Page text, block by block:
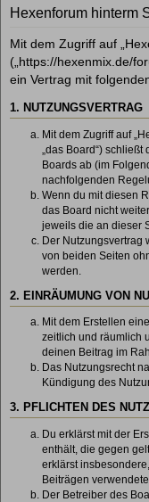
Hexenforum hinterm
Mit dem Zugriff auf
(„https://hexenmix.de/
ein Vertrag mit
1. NUTZUNGSVERTRAG
Mit dem Zugriff auf
„das Board“)
Boards ab (im
nachfolgenden
Wenn du mit diesen
das Board nicht
jeweils die an dieser
Der Nutzungsvertrag
von beiden Seiten
werden.
2. EINRÄUMUNG VON
Mit dem Erstellen
zeitlich und räumlich
deinen Beitrag im
Das Nutzungsrecht
Kündigung des
3. PFLICHTEN DES
Du erklärst mit der
enthält, die gegen
erklärst
Beiträgen
Der Betreiber des